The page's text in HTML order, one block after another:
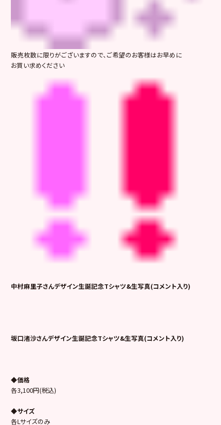
販売枚数に限りがございますので、ご希望のお客様はお早めに
お買い求めください
中村麻里子さんデザイン生誕記念Tシャツ&生写真(コメント入り)
坂口渚沙さんデザイン生誕記念Tシャツ&生写真(コメント入り)
◆価格
各3,100円(税込)
◆サイズ
各Lサイズのみ